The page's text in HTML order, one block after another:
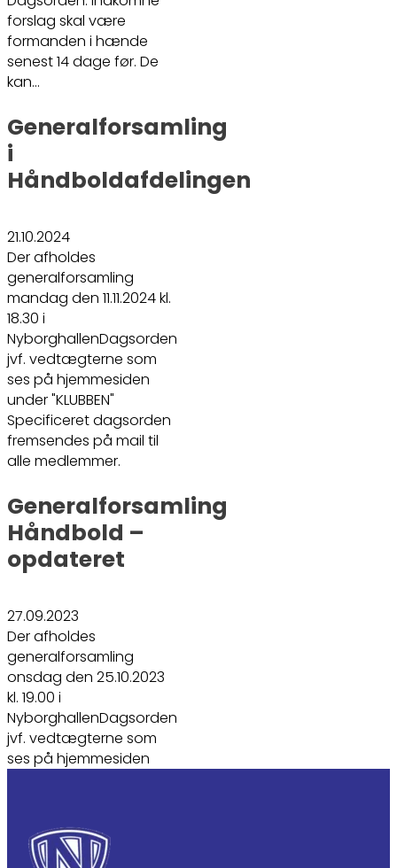
forslag skal være
formanden i hænde
senest 14 dage før. De
kan…
Generalforsamling
i
Håndboldafdelingen
21.10.2024
Der afholdes
generalforsamling
mandag den 11.11.2024 kl.
18.30 i
NyborghallenDagsorden
jvf. vedtægterne som
ses på hjemmesiden
under "KLUBBEN"
Specificeret dagsorden
fremsendes på mail til
alle medlemmer.
Generalforsamling
Håndbold –
opdateret
27.09.2023
Der afholdes
generalforsamling
onsdag den 25.10.2023
kl. 19.00 i
NyborghallenDagsorden
jvf. vedtægterne som
ses på hjemmesiden